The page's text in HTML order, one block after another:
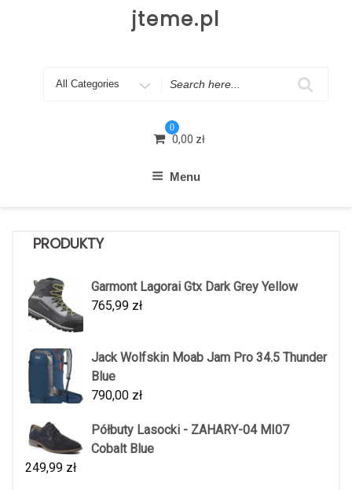
jteme.pl
Search
0
0,00 zł
Menu
PRODUKTY
Garmont Lagorai Gtx Dark Grey Yellow
765,99 zł
Jack Wolfskin Moab Jam Pro 34.5 Thunder
Blue
790,00 zł
Półbuty Lasocki - ZAHARY-04 MI07
Cobalt Blue
249,99 zł